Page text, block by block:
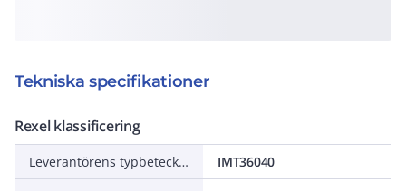
Tekniska specifikationer
Rexel klassificering
Leverantörens typbeteckning
IMT36040